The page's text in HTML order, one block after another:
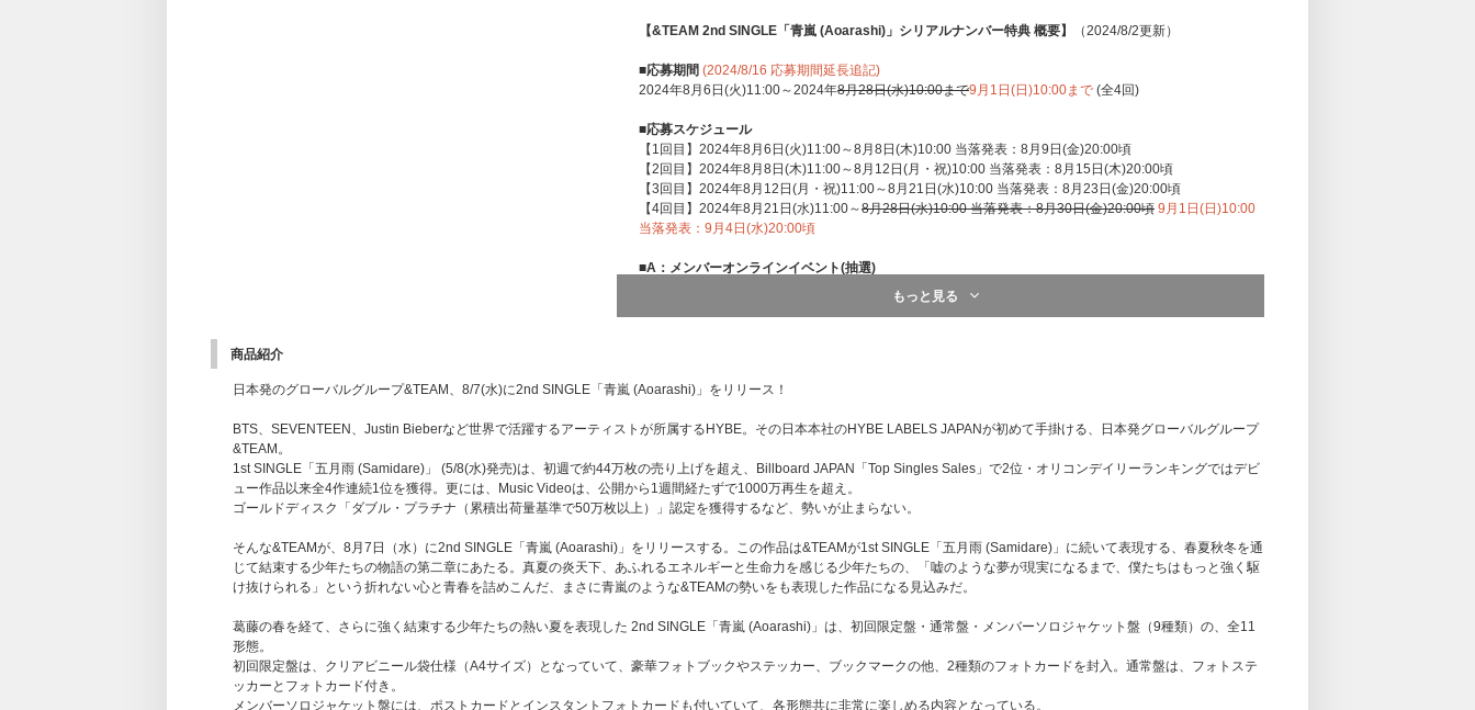
【&TEAM 2nd SINGLE「青嵐 (Aoarashi)」シリアルナンバー特典 概要】 （2024/8/2更新）
■応募期間 (2024/8/16 応募期間延長追記)
2024年8月6日(火)11:00～2024年8月28日(水)10:00まで9月1日(日)10:00まで (全4回)
■応募スケジュール
【1回目】2024年8月6日(火)11:00～8月8日(木)10:00 当落発表：8月9日(金)20:00頃
【2回目】2024年8月8日(木)11:00～8月12日(月・祝)10:00 当落発表：8月15日(木)20:00頃
【3回目】2024年8月12日(月・祝)11:00～8月21日(水)10:00 当落発表：8月23日(金)20:00頃
【4回目】2024年8月21日(水)11:00～8月28日(水)10:00 当落発表：8月30日(金)20:00頃 9月1日(日)10:00
当落発表：9月4日(水)20:00頃
■A：メンバーオンラインイベント(抽選)
(オンライン上でサイン会やトーク会にご参加いただけます)
2024年9月21日(土)
■B：メンバーオフラインイベント(抽選)
(各会場でメンバーに直接会えるイベントにご参加いただけます)
●特典会内容
②ミニトークステージ + メンバー個別サイン会(※希望メンバー選択可) (※FC限定)
③ミニトークステージ + ユニットミート&グリート(※希望ユニット選択可)
④ミニトークステージ + メンバー全員ハイタッチ会
渡し)
ご購入されたお客様の中から抽選でご招待いたします【&TEAMメンバー全員「スペシャルプレミアムサイ
※③はメンバー2名もしくは3名とお客様1名のグリーティングとなります。
もっと見る
商品紹介
日本発のグローバルグループ&TEAM、8/7(水)に2nd SINGLE「青嵐 (Aoarashi)」をリリース！
BTS、SEVENTEEN、Justin Bieberなど世界で活躍するアーティストが所属するHYBE。その日本本社のHYBE LABELS JAPANが初めて手掛ける、日本発グローバルグループ
&TEAM。
1st SINGLE「五月雨 (Samidare)」 (5/8(水)発売)は、初週で約44万枚の売り上げを超え、Billboard JAPAN「Top Singles Sales」で2位・オリコンデイリーランキングではデビ
ュー作品以来全4作連続1位を獲得。更には、Music Videoは、公開から1週間経たずで1000万再生を超え。
ゴールドディスク「ダブル・プラチナ（累積出荷量基準で50万枚以上）」認定を獲得するなど、勢いが止まらない。
そんな&TEAMが、8月7日（水）に2nd SINGLE「青嵐 (Aoarashi)」をリリースする。この作品は&TEAMが1st SINGLE「五月雨 (Samidare)」に続いて表現する、春夏秋冬を通
じて結束する少年たちの物語の第二章にあたる。真夏の炎天下、あふれるエネルギーと生命力を感じる少年たちの、「嘘のような夢が現実になるまで、僕たちはもっと強く駆
け抜けられる」という折れない心と青春を詰めこんだ、まさに青嵐のような&TEAMの勢いをも表現した作品になる見込みだ。
葛藤の春を経て、さらに強く結束する少年たちの熱い夏を表現した 2nd SINGLE「青嵐 (Aoarashi)」は、初回限定盤・通常盤・メンバーソロジャケット盤（9種類）の、全11
形態。
初回限定盤は、クリアビニール袋仕様（A4サイズ）となっていて、豪華フォトブックやステッカー、ブックマークの他、2種類のフォトカードを封入。通常盤は、フォトステ
ッカーとフォトカード付き。
メンバーソロジャケット盤には、ポストカードとインスタントフォトカードも付いていて、各形態共に非常に楽しめる内容となっている。